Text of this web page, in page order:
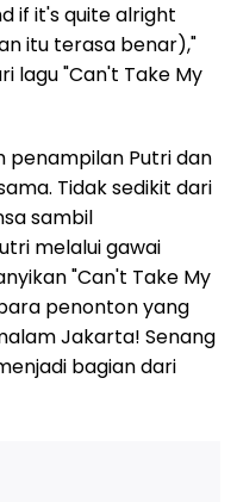
if it's quite alright
itu terasa benar),"
lagu "Can't Take My
penampilan Putri dan
Tidak sedikit dari
sambil
melalui gawai
"Can't Take My
penonton yang
Jakarta! Senang
bagian dari